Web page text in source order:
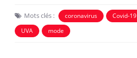
Mots clés : coronavirus Covid-19
UVA
mode